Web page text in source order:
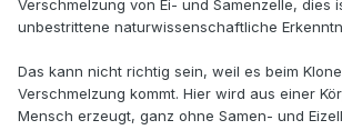
Verschmelzung von Ei- und Samenzelle, dies
unbestrittene naturwissenschaftliche
Das kann nicht richtig sein, weil es beim
Verschmelzung kommt. Hier wird aus einer
Mensch erzeugt, ganz ohne Samen- und